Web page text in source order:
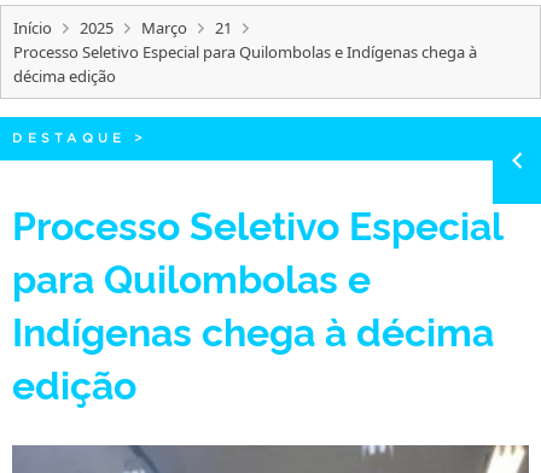
PORTARIAS
TELEFONES
Início 2025 Março
21
Processo Seletivo Especial para Quilombolas e Indígenas chega à
décima edição
DESTAQUE >
Processo Seletivo Especial
para Quilombolas e
Indígenas chega à décima
edição